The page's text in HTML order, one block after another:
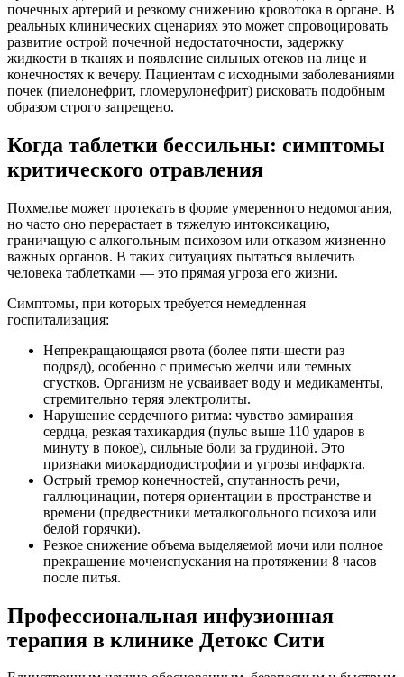
почечных артерий и резкому снижению кровотока в органе. В
реальных клинических сценариях это может спровоцировать
развитие острой почечной недостаточности, задержку
жидкости в тканях и появление сильных отеков на лице и
конечностях к вечеру. Пациентам с исходными заболеваниями
почек (пиелонефрит, гломерулонефрит) рисковать подобным
образом строго запрещено.
Когда таблетки бессильны: симптомы
критического отравления
Похмелье может протекать в форме умеренного недомогания,
но часто оно перерастает в тяжелую интоксикацию,
граничащую с алкогольным психозом или отказом жизненно
важных органов. В таких ситуациях пытаться вылечить
человека таблетками — это прямая угроза его жизни.
Симптомы, при которых требуется немедленная
госпитализация:
Непрекращающаяся рвота (более пяти-шести раз
подряд), особенно с примесью желчи или темных
сгустков. Организм не усваивает воду и медикаменты,
стремительно теряя электролиты.
Нарушение сердечного ритма: чувство замирания
сердца, резкая тахикардия (пульс выше 110 ударов в
минуту в покое), сильные боли за грудиной. Это
признаки миокардиодистрофии и угрозы инфаркта.
Острый тремор конечностей, спутанность речи,
галлюцинации, потеря ориентации в пространстве и
времени (предвестники металкогольного психоза или
белой горячки).
Резкое снижение объема выделяемой мочи или полное
прекращение мочеиспускания на протяжении 8 часов
после питья.
Профессиональная инфузионная
терапия в клинике Детокс Сити